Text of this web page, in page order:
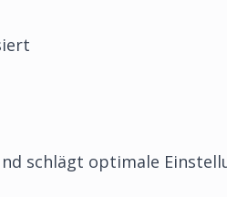
schlägt optimale